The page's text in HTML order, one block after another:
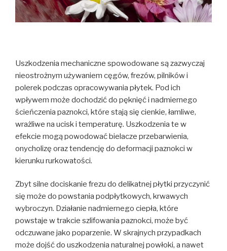
Uszkodzenia mechaniczne spowodowane są zazwyczaj
nieostrożnym używaniem cęgów, frezów, pilników i
polerek podczas opracowywania płytek. Pod ich
wpływem może dochodzić do pęknięć i nadmiernego
ścieńczenia paznokci, które stają się cienkie, łamliwe,
wrażliwe na ucisk i temperaturę. Uszkodzenia te w
efekcie mogą powodować bielacze przebarwienia,
onycholizę oraz tendencję do deformacji paznokci w
kierunku rurkowatości.
Zbyt silne dociskanie frezu do delikatnej płytki przyczynić
się może do powstania podpłytkowych, krwawych
wybroczyn. Działanie nadmiernego ciepła, które
powstaje w trakcie szlifowania paznokci, może być
odczuwane jako poparzenie. W skrajnych przypadkach
może dojść do uszkodzenia naturalnej powłoki, a nawet